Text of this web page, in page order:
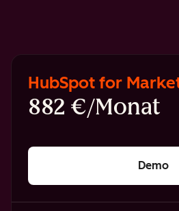
HubSpot for
882 €/Monat
Demo